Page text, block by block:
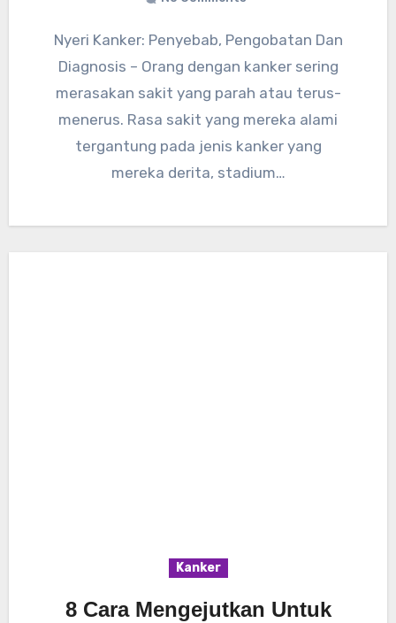
Nyeri Kanker: Penyebab, Pengobatan Dan
Diagnosis – Orang dengan kanker sering
merasakan sakit yang parah atau terus-
menerus. Rasa sakit yang mereka alami
tergantung pada jenis kanker yang
mereka derita, stadium…
Kanker
8 Cara Mengejutkan Untuk